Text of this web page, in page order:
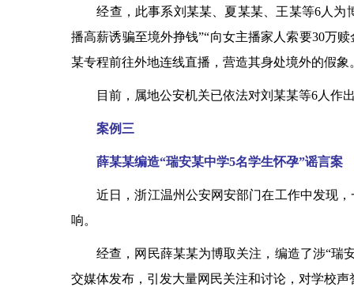
经查，此事系刘某某、夏某某、王某等6人为
播高薪诱骗至境外挣钱”“向女主播家人索要30万
某专程前往外地连线直播，营造其身处境外的假象
目前，属地公安机关已依法对刘某某等6人作
案例三
薛某某编造“瑞安某中学5名学生怀孕”谣言案
近日，浙江温州公安网安部门在工作中发现，
响。
经查，网民薛某某为博取关注，编造了涉“瑞安
交媒体发布，引发大量网民关注和讨论，对学校